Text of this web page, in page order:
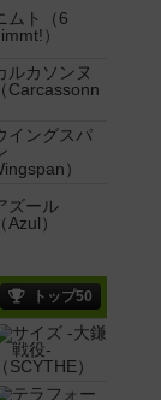
トップ50